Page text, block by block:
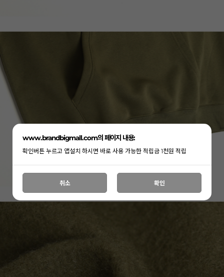
www.brandbigmall.com의 페이지 내용:
확인버튼 누르고 앱설치 하시면 바로 사용 가능한 적립금 1천원 적립
취소 확인